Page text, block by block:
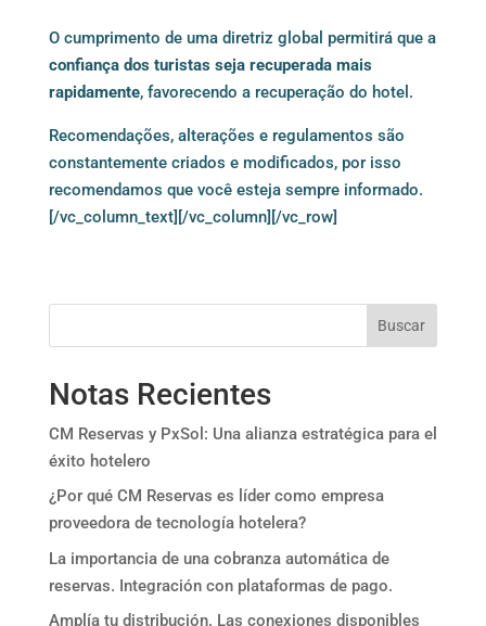
O cumprimento de uma diretriz global permitirá que a
confiança dos turistas seja recuperada mais
rapidamente, favorecendo a recuperação do hotel.
Recomendações, alterações e regulamentos são
constantemente criados e modificados, por isso
recomendamos que você esteja sempre informado.
[/vc_column_text][/vc_column][/vc_row]
Buscar
Notas Recientes
CM Reservas y PxSol: Una alianza estratégica para el
éxito hotelero
¿Por qué CM Reservas es líder como empresa
proveedora de tecnología hotelera?
La importancia de una cobranza automática de
reservas. Integración con plataformas de pago.
Amplía tu distribución. Las conexiones disponibles